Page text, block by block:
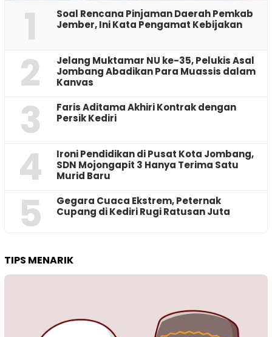
1
‎Soal Rencana Pinjaman Daerah Pemkab
Jember, Ini Kata Pengamat Kebijakan ‎
2
Jelang Muktamar NU ke-35, Pelukis Asal
Jombang Abadikan Para Muassis dalam
Kanvas
3
Faris Aditama Akhiri Kontrak dengan
Persik Kediri
4
Ironi Pendidikan di Pusat Kota Jombang,
SDN Mojongapit 3 Hanya Terima Satu
Murid Baru
5
‎Gegara Cuaca Ekstrem, Peternak
Cupang di Kediri Rugi Ratusan Juta
TIPS MENARIK